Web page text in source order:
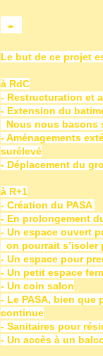
-
Le but de ce projet
à RdC
- Restructuration et
- Extension du
Nous nous basons
- Aménagements
surélevé
- Déplacement du
à R+1
- Création du PASA
- En prolongement
- Un espace ouvert
on pourrait s’isoler
- Un espace pour
- Un petit espace
- Un coin salon
- Le PASA, bien que
continue
- Sanitaires pour
- Un accès à un